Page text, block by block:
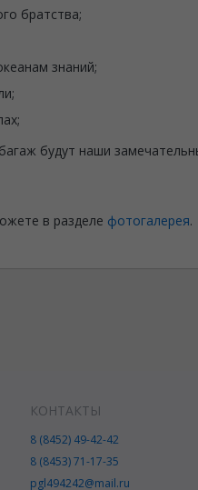
братства;
знаний;
будут наши
в разделе фотогалерея.
КОНТАКТЫ
8 (8452) 49-42-42
8 (8453) 71-17-35
pgl494242@mail.ru